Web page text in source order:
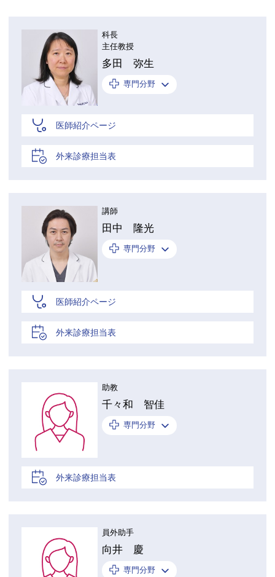
科長
主任教授
多田 弥生
専門分野
医師紹介ページ
外来診療担当表
講師
田中 隆光
専門分野
医師紹介ページ
外来診療担当表
助教
千々和 智佳
専門分野
外来診療担当表
員外助手
向井 慶
専門分野